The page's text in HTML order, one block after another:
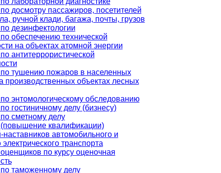
досмотру пассажиров, посетителей
ручной клади, багажа, почты, грузов
дезинфектологии
обеспечению технической
на объектах атомной энергии
антитеррористической
тушению пожаров в населенных
производственных объектах лесных
энтомологическому обследованию
гостиничному делу (бизнесу)
сметному делу
квалификации)
наставников автомобильного и
транспорта
по курсу оценочная
таможенному делу